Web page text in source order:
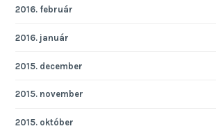
2016. február
2016. január
2015. december
2015. november
2015. október